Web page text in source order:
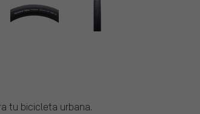
tu bicicleta urbana.